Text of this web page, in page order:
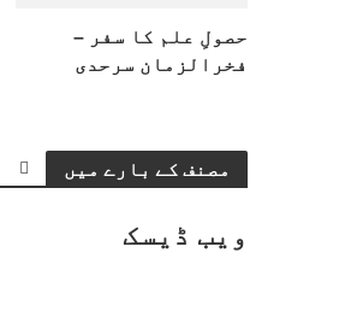
حصولِ علم کا سفر –
فخرالزمان سرحدی
مصنف کے بارے میں
ویب ڈیسک